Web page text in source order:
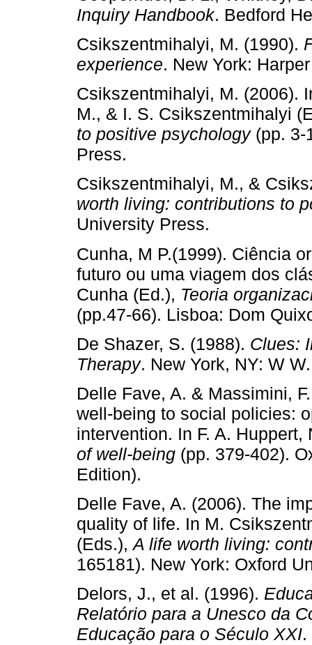
Inquiry Handbook. Bedford
Csikszentmihalyi, M. (1990).
experience. New York:
Csikszentmihalyi, M. (2006).
M., & I. S. Csikszentmihalyi
to positive psychology(pp. 3-
Press.
Csikszentmihalyi, M., &
worth living: contributions to
University Press.
Cunha, M P.(1999). Ciência
futuro ou uma viagem dos
Cunha (Ed.), Teoria
(pp.47-66). Lisboa: Dom
De Shazer, S. (1988). Clues:
Therapy. New York, NY: W
Delle Fave, A. & Massimini,
well-being to social policies:
intervention. In F. A.
of well-being (pp. 379-402).
Edition).
Delle Fave, A. (2006). The
quality of life. In M.
(Eds.),A life worth living:
165181). New York: Oxford
Delors, J., et al. (1996).
Relatório para a Unesco da
Educação para o Século XXI.